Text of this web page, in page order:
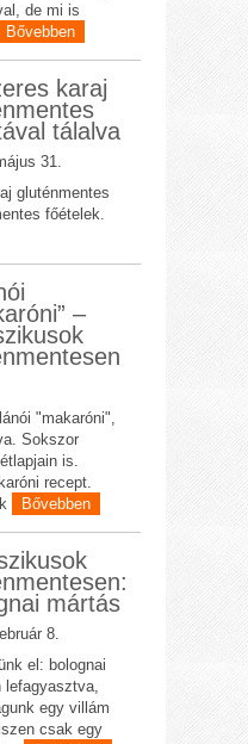
de mi is
Bővebben
karaj
tálalva
31.
gluténmentes
főételek.
–
"makaróni",
Sokszor
is.
recept.
Bővebben
mártás
8.
el: bolognai
lefagyasztva,
egy villám
csak egy